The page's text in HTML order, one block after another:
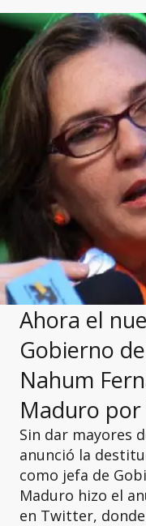
Ahora el
Gobierno
Nahum
Maduro
Sin dar mayores
anunció la
como jefa de
Maduro hizo el
en Twitter,